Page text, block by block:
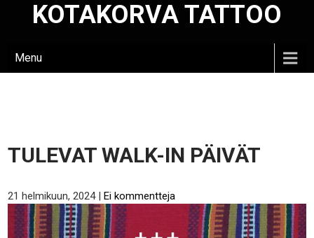
KOTAKORVA TATTOO
Menu
TULEVAT WALK-IN PÄIVÄT
21 helmikuun, 2024|Ei kommentteja